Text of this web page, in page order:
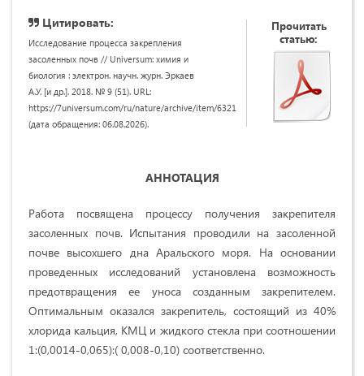
Цитировать:
Исследование процесса закрепления
засоленных почв // Universum: химия и
биология : электрон. научн. журн. Эркаев
А.У. [и др.]. 2018. № 9 (51). URL:
https://7universum.com/ru/nature/archive/item/6321
(дата обращения: 06.08.2026).
Прочитать
статью:
АННОТАЦИЯ
Работа посвящена процессу получения закрепителя
засоленных почв. Испытания проводили на засоленной
почве высохшего дна Аральского моря. На основании
проведенных исследований установлена возможность
предотвращения ее уноса созданным закрепителем.
Оптимальным оказался закрепитель, состоящий из 40%
хлорида кальция, КМЦ и жидкого стекла при соотношении
1:(0,0014-0,065):( 0,008-0,10) соответственно.